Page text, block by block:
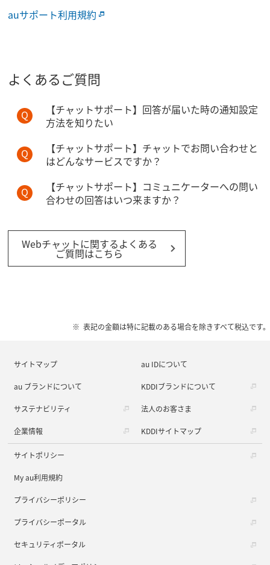
auサポート利用規約
よくあるご質問
【チャットサポート】回答が届いた時の通知設定
方法を知りたい
【チャットサポート】チャットでお問い合わせと
はどんなサービスですか？
【チャットサポート】コミュニケーターへの問い
合わせの回答はいつ来ますか？
Webチャットに関するよくある
ご質問はこちら
表記の金額は特に記載のある場合を除きすべて税込です。
サイトマップ au IDについて
au ブランドについて KDDIブランドについて
サステナビリティ 法人のお客さま
企業情報 KDDIサイトマップ
サイトポリシー
My au利用規約
プライバシーポリシー
プライバシーポータル
セキュリティポータル